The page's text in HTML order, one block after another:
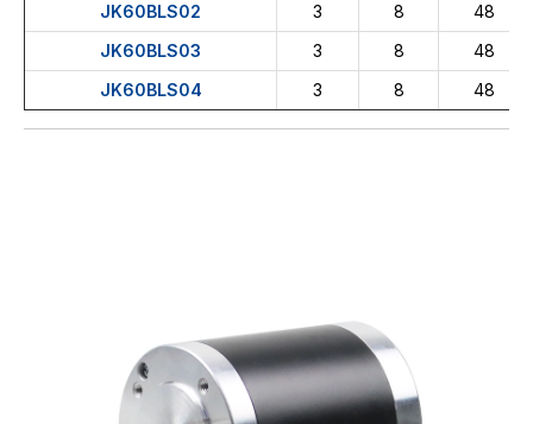
JK60BLS02
3 8
48
JK60BLS03
3 8
48
JK60BLS04
3 8 48